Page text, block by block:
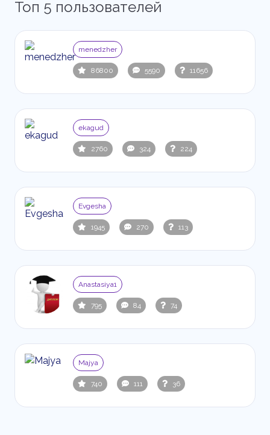
Топ 5 пользователей
menedzher
86800 5590 11656
ekagud
2760 324 224
Evgesha
1945 270 113
Anastasiya1
795 84 74
Majya
740 111 36